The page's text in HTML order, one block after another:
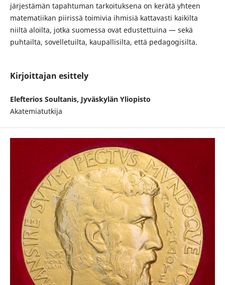
järjestämän tapahtuman tarkoituksena on kerätä yhteen
matematiikan piirissä toimivia ihmisiä kattavasti kaikilta
niiltä aloilta, jotka suomessa ovat edustettuina — sekä
puhtailta, sovelletuilta, kaupallisilta, että pedagogisilta.
Kirjoittajan esittely
Elefterios Soultanis, Jyväskylän Yliopisto
Akatemiatutkija